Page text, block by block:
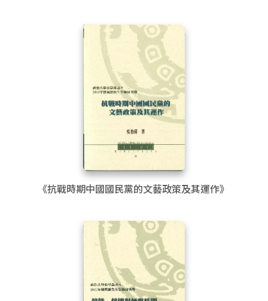
《抗戰時期中國國民黨的文藝政策及其運作》